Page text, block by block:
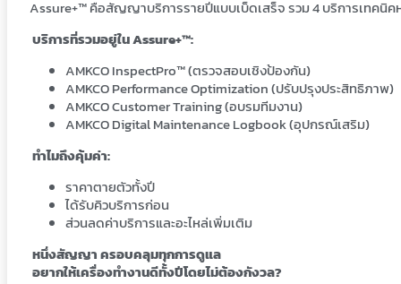
Assure+™ คือสัญญาบริการรายปีแบบเบ็ดเสร็จ รวม 4 บริการเทคนิค
บริการที่รวมอยู่ใน Assure+™:
AMKCO InspectPro™ (ตรวจสอบเชิงป้องกัน)
AMKCO Performance Optimization (ปรับปรุงประสิทธิภาพ)
AMKCO Customer Training (อบรมทีมงาน)
AMKCO Digital Maintenance Logbook (อุปกรณ์เสริม)
ทำไมถึงคุ้มค่า:
ราคาตายตัวทั้งปี
ได้รับคิวบริการก่อน
ส่วนลดค่าบริการและอะไหล่เพิ่มเติม
หนึ่งสัญญา ครอบคลุมทุกการดูแล
อยากให้เครื่องทำงานดีทั้งปีโดยไม่ต้องกังวล?